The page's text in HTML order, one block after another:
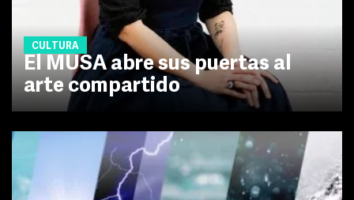
CULTURA
El MUSA abre sus puertas al
arte compartido